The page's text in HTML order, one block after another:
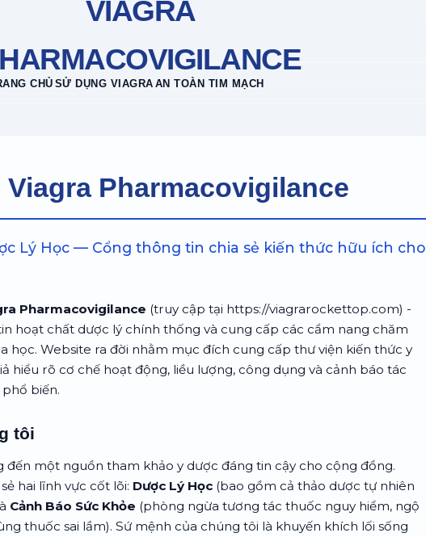
VIAGRA
CHỦ SỬ DỤNG VIAGRA AN TOÀN TIM MẠCH
Pharmacovigilance
Lý Học — Cổng thông tin chia sẻ kiến thức hữu ích cho
Pharmacovigilance (truy cập tại https://viagrarockettop.com) -
hoạt chất dược lý chính thống và cung cấp các cẩm nang chăm
học. Website ra đời nhằm mục đích cung cấp thư viện kiến thức y
hiểu rõ cơ chế hoạt động, liều lượng, công dụng và cảnh báo tác
biến.
tôi
một nguồn tham khảo y dược đáng tin cậy cho cộng đồng.
hai lĩnh vực cốt lõi: Dược Lý Học (bao gồm cả thảo dược tự nhiên
Cảnh Báo Sức Khỏe (phòng ngừa tương tác thuốc nguy hiểm, ngộ
thuốc sai lầm). Sứ mệnh của chúng tôi là khuyến khích lối sống